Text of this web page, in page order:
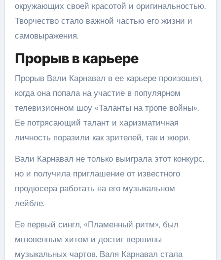
окружающих своей красотой и оригинальностью.
Творчество стало важной частью его жизни и
самовыражения.
Прорыв в карьере
Прорыв Вали Карнавал в ее карьере произошел,
когда она попала на участие в популярном
телевизионном шоу «Таланты на тропе войны».
Ее потрясающий талант и харизматичная
личность поразили как зрителей, так и жюри.
Вали Карнавал не только выиграла этот конкурс,
но и получила приглашение от известного
продюсера работать на его музыкальном
лейбле.
Ее первый сингл, «Пламенный ритм», был
мгновенным хитом и достиг вершины
музыкальных чартов. Валя Карнавал стала